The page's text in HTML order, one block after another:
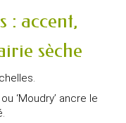
: accent,
sèche
‘Moudry’ ancre le